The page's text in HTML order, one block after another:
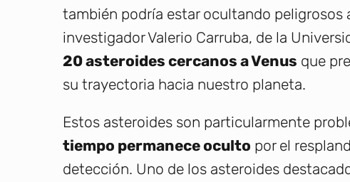
también podría estar ocultando peligrosos
investigador Valerio Carruba, de la
20 asteroides cercanos a Venus que
su trayectoria hacia nuestro planeta.
Estos asteroides son particularmente
tiempo permanece oculto por el
detección. Uno de los asteroides